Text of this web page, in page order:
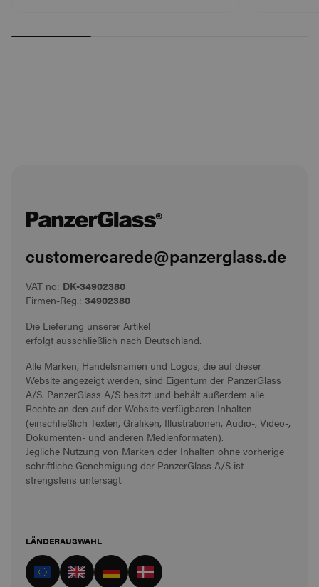
customercarede@panzerglass.de
VAT no: DK-34902380
Firmen-Reg.: 34902380
Die Lieferung unserer Artikel
erfolgt ausschließlich nach Deutschland.
Alle Marken, Handelsnamen und Logos, die auf dieser
Website angezeigt werden, sind Eigentum der PanzerGlass
A/S. PanzerGlass A/S besitzt und behält außerdem alle
Rechte an den auf der Website verfügbaren Inhalten
(einschließlich Texten, Grafiken, Illustrationen, Audio-, Video-,
Dokumenten- und anderen Medienformaten).
Jegliche Nutzung von Marken oder Inhalten ohne vorherige
schriftliche Genehmigung der PanzerGlass A/S ist
strengstens untersagt.
LÄNDERAUSWAHL